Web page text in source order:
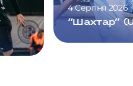
4 Серпня 2026
“Шахтар”